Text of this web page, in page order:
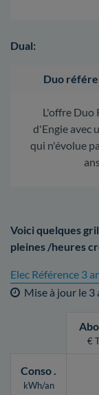
Dual:
Duo
L'offre Duo
d'Engie avec
qui n'évolue
Voici quelques
pleines /heures
Elec Référence 3
Mise à jour le 3
€
Conso.
kWh/an